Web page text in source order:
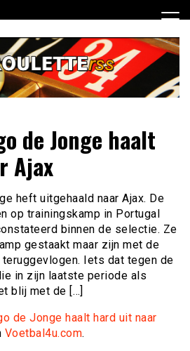
RSS
de Jonge haalt
Ajax
heft uitgehaald naar Ajax. De
op trainingskamp in Portugal
binnen de selectie. Ze
gestaakt maar zijn met de
Iets dat tegen de
in zijn laatste periode als
blij met de […]
de Jonge haalt hard uit naar
Voetbal4u.com.